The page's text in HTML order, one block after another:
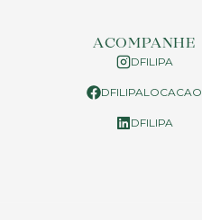
ACOMPANHE
DFILIPA
DFILIPALOCACAO
DFILIPA